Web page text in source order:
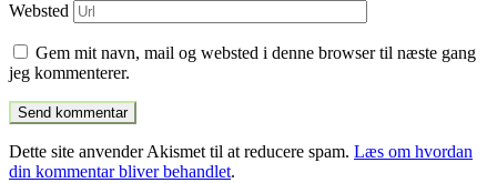
Websted
Gem mit navn, mail og websted i denne browser til næste gang
jeg kommenterer.
Dette site anvender Akismet til at reducere spam. Læs om hvordan
din kommentar bliver behandlet.